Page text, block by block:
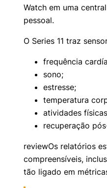
Watch em uma
pessoal.
O Series 11 traz
frequência
sono;
estresse;
temperatura
atividades
recuperação
reviewOs relatórios
compreensíveis,
tão ligado em